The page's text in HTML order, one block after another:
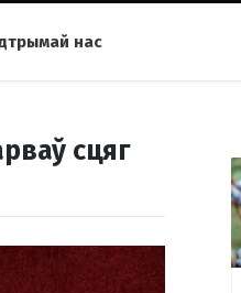
нас
сцяг